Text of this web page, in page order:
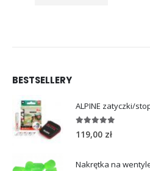
BESTSELLERY
out of 5
119,00 zł
Nakrętka na